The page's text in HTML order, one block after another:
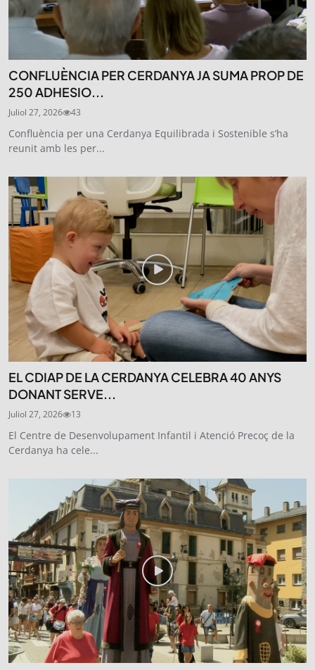
CONFLUÈNCIA PER CERDANYA JA SUMA PROP DE
250 ADHESIO...
Juliol 27, 2026 43
Confluència per una Cerdanya Equilibrada i Sostenible s’ha
reunit amb les per...
EL CDIAP DE LA CERDANYA CELEBRA 40 ANYS
DONANT SERVE...
Juliol 27, 2026 13
El Centre de Desenvolupament Infantil i Atenció Precoç de la
Cerdanya ha cele...